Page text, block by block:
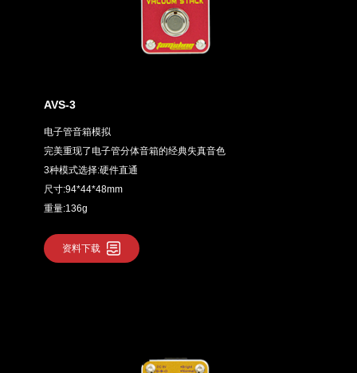
AVS-3
电子管音箱模拟
完美重现了电子管分体音箱的经典失真音色
3种模式选择:硬件直通
尺寸:94*44*48mm
重量:136g
资料下载